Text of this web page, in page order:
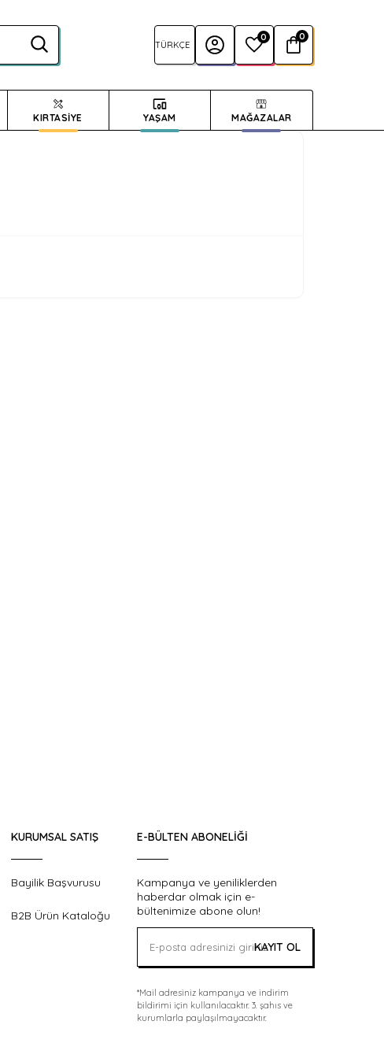
0 0
KIRTASİYE YAŞAM MAĞAZALAR
KURUMSAL SATIŞ
Bayilik Başvurusu
B2B Ürün Kataloğu
E-BÜLTEN ABONELIĞI
Kampanya ve yeniliklerden
haberdar olmak için e-
bültenimize abone olun!
KAYIT OL
*Mail adresiniz kampanya ve indirim
bildirimi için kullanılacaktır. 3. şahıs ve
kurumlarla paylaşılmayacaktır.